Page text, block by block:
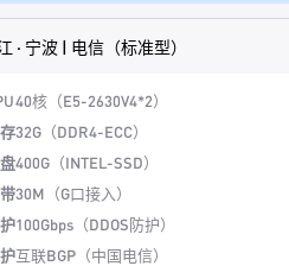
· 宁波 | 电信（标准型）
40核（E5-2630V4*2）
32G（DDR4-ECC）
400G（INTEL-SSD）
30M（G口接入）
100Gbps（DDOS防护）
互联BGP（中国电信）